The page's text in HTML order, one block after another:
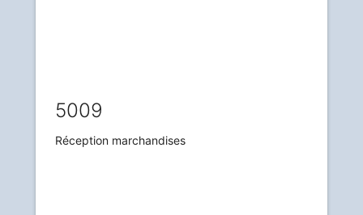
5009
Réception marchandises